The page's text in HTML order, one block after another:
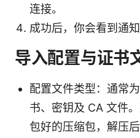
连接。
成功后，你会看到通
导入配置与证书
配置文件类型：通常
书、密钥及 CA 文件
包好的压缩包，解压